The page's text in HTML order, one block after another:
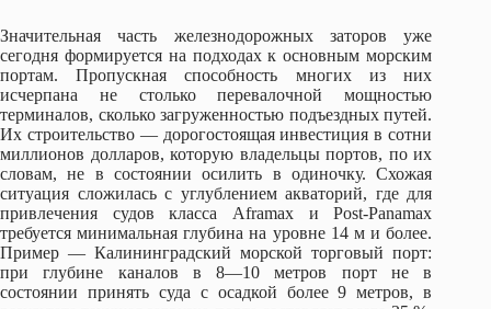
Значительная часть железнодорожных заторов уже
сегодня формируется на подходах к основным морским
портам. Пропускная способность многих из них
исчерпана не столько перевалочной мощностью
терминалов, сколько загруженностью подъездных путей.
Их строительство — дорогостоящая инвестиция в сотни
миллионов долларов, которую владельцы портов, по их
словам, не в состоянии осилить в одиночку. Схожая
ситуация сложилась с углублением акваторий, где для
привлечения судов класса Aframax и Post-Panamax
требуется минимальная глубина на уровне 14 м и более.
Пример — Калининградский морской торговый порт:
при глубине каналов в 8—10 метров порт не в
состоянии принять суда с осадкой более 9 метров, в